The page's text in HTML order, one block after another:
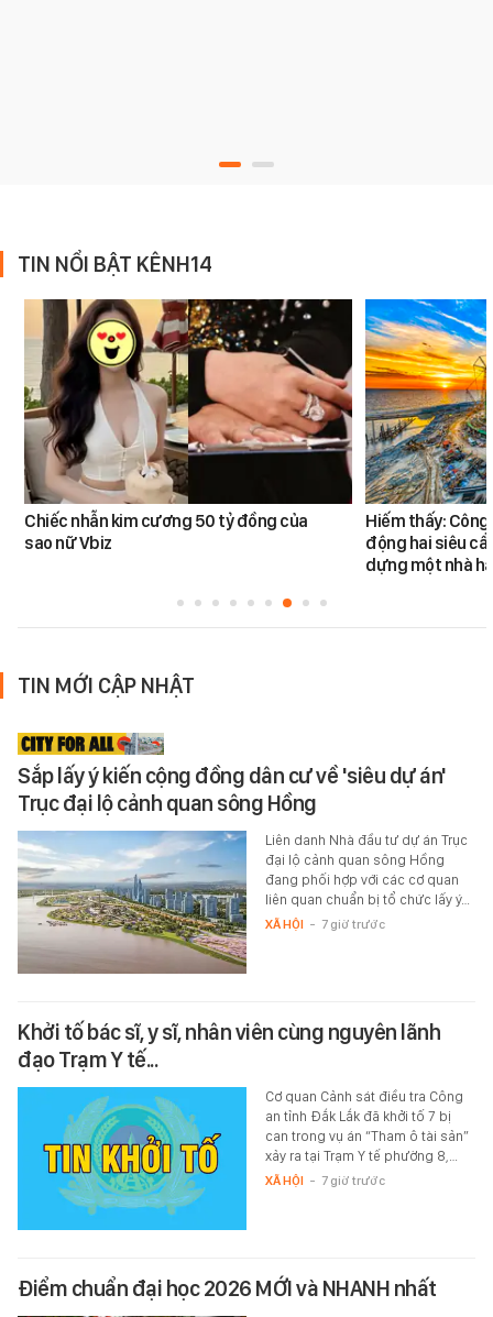
TIN NỔI BẬT KÊNH14
Chiếc nhẫn kim cương 50 tỷ đồng của
sao nữ Vbiz
Hiếm thấy:
động hai siêu
dựng một nhà
TIN MỚI CẬP NHẬT
Sắp lấy ý kiến cộng đồng dân cư về 'siêu dự án'
Trục đại lộ cảnh quan sông Hồng
Liên danh Nhà đầu tư dự án Trục
đại lộ cảnh quan sông Hồng
đang phối hợp với các cơ quan
liên quan chuẩn bị tổ chức lấy ý…
XÃ HỘI - 7 giờ trước
Khởi tố bác sĩ, y sĩ, nhân viên cùng nguyên lãnh
đạo Trạm Y tế...
Cơ quan Cảnh sát điều tra Công
an tỉnh Đắk Lắk đã khởi tố 7 bị
can trong vụ án “Tham ô tài sản”
xảy ra tại Trạm Y tế phường 8,…
XÃ HỘI - 7 giờ trước
Điểm chuẩn đại học 2026 MỚI và NHANH nhất